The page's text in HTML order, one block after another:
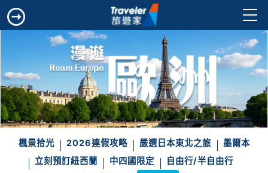
楓景拾光 2026連假攻略 嚴選日本東北之旅
墨爾本
立刻預訂紐西蘭
中四國限定
自由行/半自由行